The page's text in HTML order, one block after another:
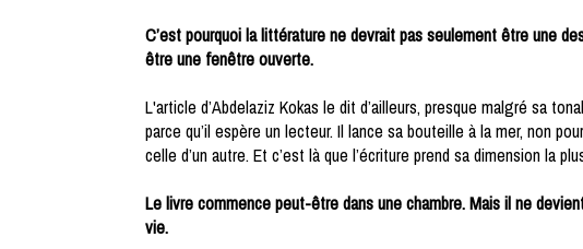
C’est pourquoi la littérature ne devrait pas seulement être une
être une fenêtre ouverte.
L'article d’Abdelaziz Kokas le dit d’ailleurs, presque malgré sa
parce qu’il espère un lecteur. Il lance sa bouteille à la mer, non
celle d’un autre. Et c’est là que l’écriture prend sa dimension la
Le livre commence peut-être dans une chambre. Mais il ne
vie.